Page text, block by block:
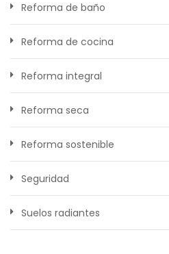
Reforma de baño
Reforma de cocina
Reforma integral
Reforma seca
Reforma sostenible
Seguridad
Suelos radiantes